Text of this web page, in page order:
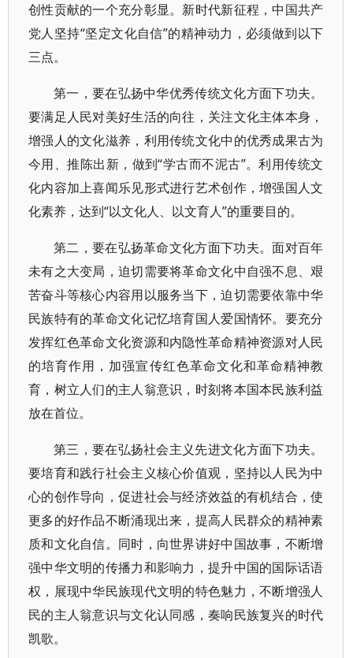
创性贡献的一个充分彰显。新时代新征程，中国共产
党人坚持“坚定文化自信”的精神动力，必须做到以下
三点。
第一，要在弘扬中华优秀传统文化方面下功夫。
要满足人民对美好生活的向往，关注文化主体本身，
增强人的文化滋养，利用传统文化中的优秀成果古为
今用、推陈出新，做到“学古而不泥古”。利用传统文
化内容加上喜闻乐见形式进行艺术创作，增强国人文
化素养，达到“以文化人、以文育人”的重要目的。
第二，要在弘扬革命文化方面下功夫。面对百年
未有之大变局，迫切需要将革命文化中自强不息、艰
苦奋斗等核心内容用以服务当下，迫切需要依靠中华
民族特有的革命文化记忆培育国人爱国情怀。要充分
发挥红色革命文化资源和内隐性革命精神资源对人民
的培育作用，加强宣传红色革命文化和革命精神教
育，树立人们的主人翁意识，时刻将本国本民族利益
放在首位。
第三，要在弘扬社会主义先进文化方面下功夫。
要培育和践行社会主义核心价值观，坚持以人民为中
心的创作导向，促进社会与经济效益的有机结合，使
更多的好作品不断涌现出来，提高人民群众的精神素
质和文化自信。同时，向世界讲好中国故事，不断增
强中华文明的传播力和影响力，提升中国的国际话语
权，展现中华民族现代文明的特色魅力，不断增强人
民的主人翁意识与文化认同感，奏响民族复兴的时代
凯歌。